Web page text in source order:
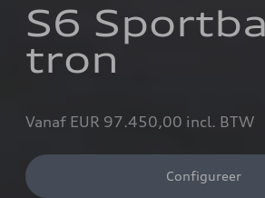
S6
tron
Vanaf EUR 97.450,00 incl. BTW
Configureer